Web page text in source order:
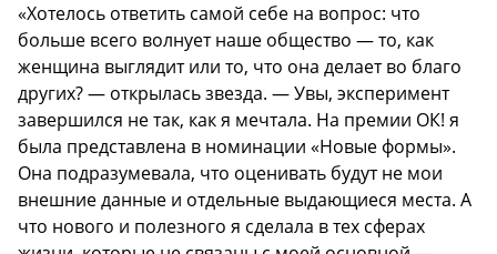
«Хотелось ответить самой себе на вопрос: что
больше всего волнует наше общество — то, как
женщина выглядит или то, что она делает во благо
других? — открылась звезда. — Увы, эксперимент
завершился не так, как я мечтала. На премии ОК! я
была представлена в номинации «Новые формы».
Она подразумевала, что оценивать будут не мои
внешние данные и отдельные выдающиеся места. А
что нового и полезного я сделала в тех сферах